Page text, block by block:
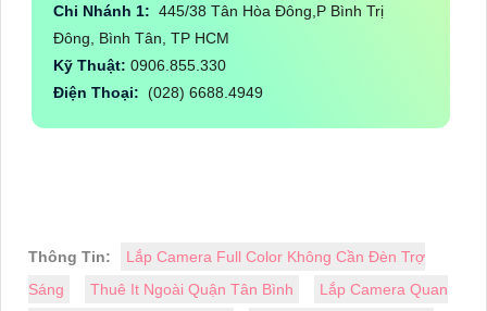
Chi Nhánh 1: 445/38 Tân Hòa Đông,P Bình Trị
Đông, Bình Tân, TP HCM
Kỹ Thuật: 0906.855.330
Điện Thoại: (028) 6688.4949
Thông Tin:
Lắp Camera Full Color Không Cần Đèn Trợ
Sáng
Thuê It Ngoài Quận Tân Bình
Lắp Camera Quan